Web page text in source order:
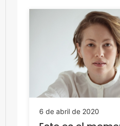
6 de abril de 2020